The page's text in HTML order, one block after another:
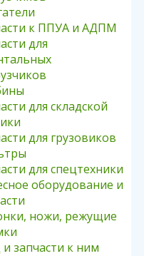
к ППУА и АДПМ
для
для складской
для грузовиков
для спецтехники
оборудование и
ножи, режущие
запчасти к ним